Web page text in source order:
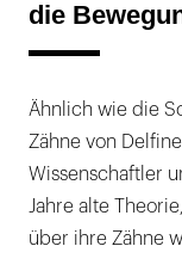
die
Ähnlich wie die
Zähne von
Wissenschaftler
Jahre alte
über ihre Zähne